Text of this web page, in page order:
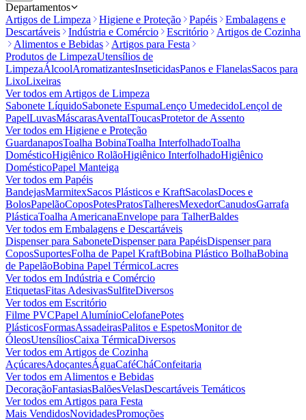
Departamentos
Artigos de Limpeza
Higiene e Proteção Papéis
Embalagens e
Descartáveis
Indústria e Comércio Escritório
Artigos de Cozinha
Alimentos e Bebidas
Artigos para Festa
Produtos de LimpezaUtensílios de
LimpezaÁlcoolAromatizantesInseticidasPanos e FlanelasSacos para
LixoLixeiras
Ver todos em Artigos de Limpeza
Sabonete LíquidoSabonete EspumaLenço UmedecidoLençol de
PapelLuvasMáscarasAventalToucasProtetor de Assento
Ver todos em Higiene e Proteção
GuardanaposToalha BobinaToalha InterfolhadoToalha
DomésticoHigiênico RolãoHigiênico InterfolhadoHigiênico
DomésticoPapel Manteiga
Ver todos em Papéis
BandejasMarmitexSacos Plásticos e KraftSacolasDoces e
BolosPapelãoCoposPotesPratosTalheresMexedorCanudosGarrafa
PlásticaToalha AmericanaEnvelope para TalherBaldes
Ver todos em Embalagens e Descartáveis
Dispenser para SaboneteDispenser para PapéisDispenser para
CoposSuportesFolha de Papel KraftBobina Plástico BolhaBobina
de PapelãoBobina Papel TérmicoLacres
Ver todos em Indústria e Comércio
EtiquetasFitas AdesivasSulfiteDiversos
Ver todos em Escritório
Filme PVCPapel AlumínioCelofanePotes
PlásticosFormasAssadeirasPalitos e EspetosMonitor de
ÓleosUtensíliosCaixa TérmicaDiversos
Ver todos em Artigos de Cozinha
AçúcaresAdoçantesÁguaCaféCháConfeitaria
Ver todos em Alimentos e Bebidas
DecoraçãoFantasiasBalõesVelasDescartáveis Temáticos
Ver todos em Artigos para Festa
Mais VendidosNovidadesPromoções